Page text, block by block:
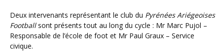
Deux intervenants représentant le club du Pyrénées Ariégeoises
Footballsont présents tout au long du cycle : Mr Marc Pujol –
Responsable de l’école de foot et Mr Paul Graux – Service
civique.